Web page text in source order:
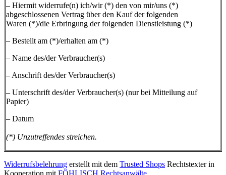
– Hiermit widerrufe(n) ich/wir (*) den von mir/uns (*)
abgeschlossenen Vertrag über den Kauf der folgenden
Waren (*)/die Erbringung der folgenden Dienstleistung (*)
– Bestellt am (*)/erhalten am (*)
– Name des/der Verbraucher(s)
– Anschrift des/der Verbraucher(s)
– Unterschrift des/der Verbraucher(s) (nur bei Mitteilung auf
Papier)
– Datum
(*) Unzutreffendes streichen.
Widerrufsbelehrung erstellt mit dem Trusted Shops Rechtstexter in
Kooperation mit FÖHLISCH Rechtsanwälte